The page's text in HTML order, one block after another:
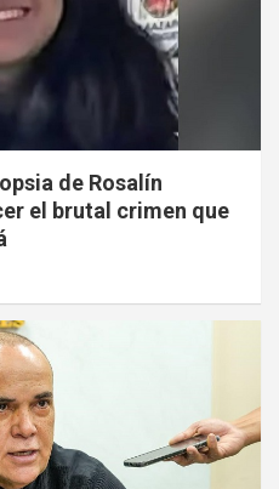
de Rosalín
el brutal crimen que